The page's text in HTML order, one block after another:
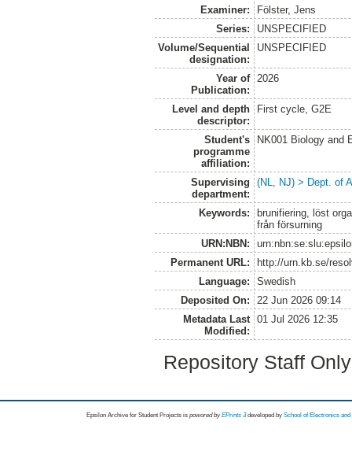
Examiner:
Fölster, Jens
Series:
UNSPECIFIED
Volume/Sequential
designation:
UNSPECIFIED
Year of
Publication:
2026
Level and depth
descriptor:
First cycle, G2E
Student's
programme
affiliation:
NK001 Biology and
Supervising
department:
(NL, NJ) > Dept. of
Keywords:
brunifiering, löst
från försurning
URN:NBN:
Permanent URL:
http://urn.kb.se/
Language:
Swedish
Deposited On:
22 Jun 2026 09:14
Metadata Last
Modified:
01 Jul 2026 12:35
Repository Staff
Epsilon Archive for Student Projects is powored byEPrints 3 developed by School of Electronics